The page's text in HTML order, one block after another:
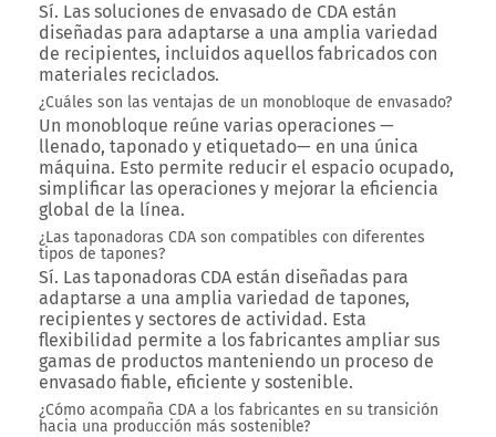
Sí. Las soluciones de envasado de CDA están
diseñadas para adaptarse a una amplia variedad
de recipientes, incluidos aquellos fabricados con
materiales reciclados.
¿Cuáles son las ventajas de un monobloque de envasado?
Un monobloque reúne varias operaciones —
llenado, taponado y etiquetado— en una única
máquina. Esto permite reducir el espacio ocupado,
simplificar las operaciones y mejorar la eficiencia
global de la línea.
¿Las taponadoras CDA son compatibles con diferentes
tipos de tapones?
Sí. Las taponadoras CDA están diseñadas para
adaptarse a una amplia variedad de tapones,
recipientes y sectores de actividad. Esta
flexibilidad permite a los fabricantes ampliar sus
gamas de productos manteniendo un proceso de
envasado fiable, eficiente y sostenible.
¿Cómo acompaña CDA a los fabricantes en su transición
hacia una producción más sostenible?